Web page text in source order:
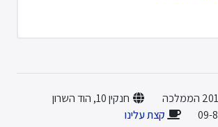
חנקין 10, הוד השרון
קצת עלינו